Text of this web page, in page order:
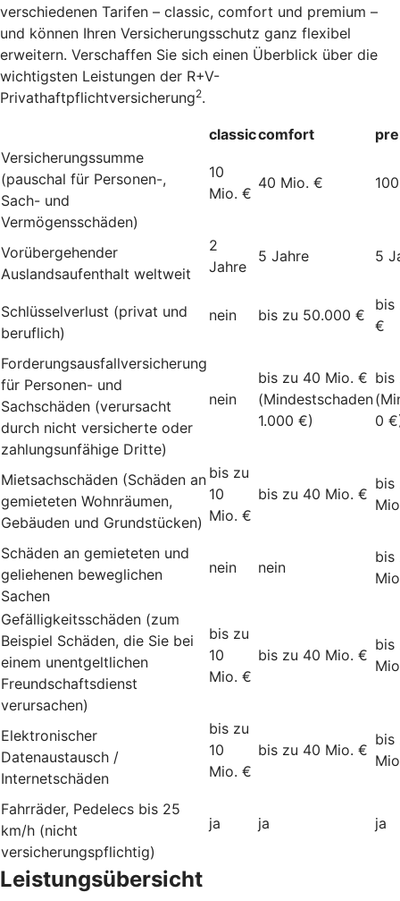
verschiedenen Tarifen – classic, comfort und premium –
und können Ihren Versicherungsschutz ganz flexibel
erweitern. Verschaffen Sie sich einen Überblick über die
wichtigsten Leistungen der R+V-
Privathaftpflichtversicherung2.
classiccomfort
Versicherungssumme
(pauschal für Personen-,
Sach- und
Vermögensschäden)
10
Mio. €
40 Mio. €
Vorübergehender
Auslandsaufenthalt weltweit
2
Jahre
5 Jahre 5
Schlüsselverlust (privat und
beruflich)
nein bis zu 50.000 €
bis
€
Forderungsausfallversicherung
für Personen- und
Sachschäden (verursacht
durch nicht versicherte oder
zahlungsunfähige Dritte)
nein
bis zu 40 Mio. €
(Mindestschaden
1.000 €)
bis
0
Mietsachschäden (Schäden an
gemieteten Wohnräumen,
Gebäuden und Grundstücken)
bis zu
10
Mio. €
bis zu 40 Mio. €
bis
Schäden an gemieteten und
geliehenen beweglichen
Sachen
nein nein
bis
Gefälligkeitsschäden (zum
Beispiel Schäden, die Sie bei
einem unentgeltlichen
Freundschaftsdienst
verursachen)
bis zu
10
Mio. €
bis zu 40 Mio. €
bis
Elektronischer
Datenaustausch /
Internetschäden
bis zu
10
Mio. €
bis zu 40 Mio. €
bis
Fahrräder, Pedelecs bis 25
km/h (nicht
versicherungspflichtig)
ja ja ja
Leistungsübersicht